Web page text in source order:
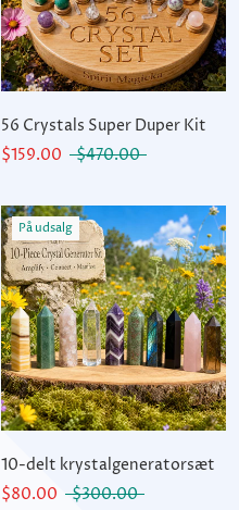
56 Crystals Super Duper Kit
$159.00
$470.00
På udsalg
10-delt krystalgeneratorsæt
$80.00
$300.00